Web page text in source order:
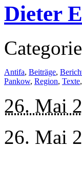
Dieter
Antifa, Beiträge,
Pankow, Region, Texte,
26. Mai
26. Mai